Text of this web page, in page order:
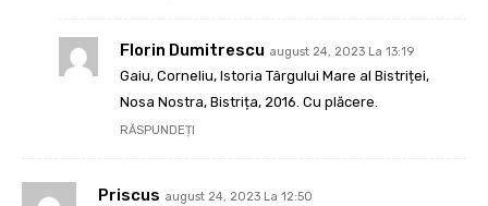
Florin Dumitrescu august 24, 2023 La 13:19
Gaiu, Corneliu, Istoria Târgului Mare al Bistriței,
Nosa Nostra, Bistrița, 2016. Cu plăcere.
RĂSPUNDEȚI
Priscus august 24, 2023 La 12:50